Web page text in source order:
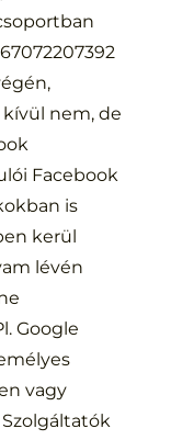
nem, de
Facebook
is
kerül
lévén
Google
vagy